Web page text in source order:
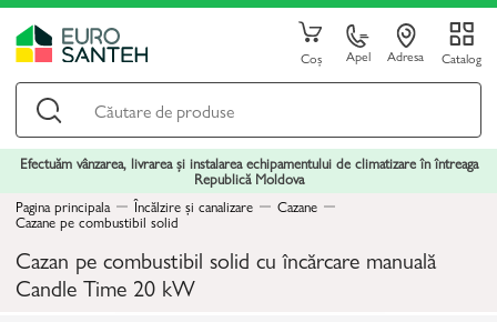
Coș Apel Adresa Catalog
Efectuăm vânzarea, livrarea și instalarea echipamentului de climatizare în întreaga
Republică Moldova
Pagina principala
Încălzire și canalizare Cazane
Cazane pe combustibil solid
Cazan pe combustibil solid cu încărcare manuală
Candle Time 20 kW